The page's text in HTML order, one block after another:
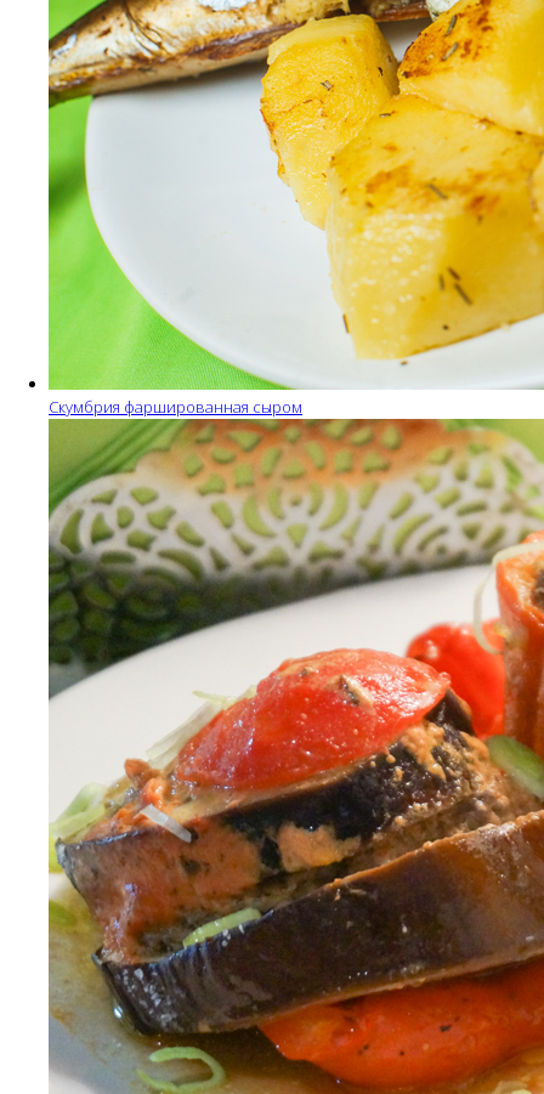
Скумбрия фаршированная сыром